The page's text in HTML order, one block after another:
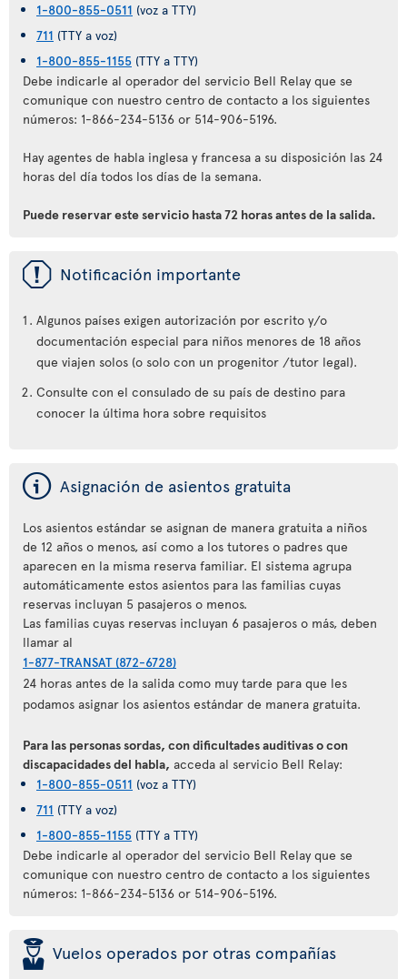
1-800-855-0511 (voz a TTY)
711 (TTY a voz)
1-800-855-1155 (TTY a TTY)
Debe indicarle al operador del servicio Bell Relay que se
comunique con nuestro centro de contacto a los siguientes
números: 1-866-234-5136 or 514-906-5196.
Hay agentes de habla inglesa y francesa a su disposición las 24
horas del día todos los días de la semana.
Puede reservar este servicio hasta 72 horas antes de la salida.
ü Notificación importante
Algunos países exigen autorización por escrito y/o
documentación especial para niños menores de 18 años
que viajen solos (o solo con un progenitor /tutor legal).
Consulte con el consulado de su país de destino para
conocer la última hora sobre requisitos
ý Asignación de asientos gratuita
Los asientos estándar se asignan de manera gratuita a niños
de 12 años o menos, así como a los tutores o padres que
aparecen en la misma reserva familiar. El sistema agrupa
automáticamente estos asientos para las familias cuyas
reservas incluyan 5 pasajeros o menos.
Las familias cuyas reservas incluyan 6 pasajeros o más, deben
llamar al
1-877-TRANSAT (872-6728)
24 horas antes de la salida como muy tarde para que les
podamos asignar los asientos estándar de manera gratuita.
Para las personas sordas, con dificultades auditivas o con
discapacidades del habla, acceda al servicio Bell Relay:
1-800-855-0511 (voz a TTY)
711 (TTY a voz)
1-800-855-1155 (TTY a TTY)
Debe indicarle al operador del servicio Bell Relay que se
comunique con nuestro centro de contacto a los siguientes
números: 1-866-234-5136 or 514-906-5196.
þ Vuelos operados por otras compañías